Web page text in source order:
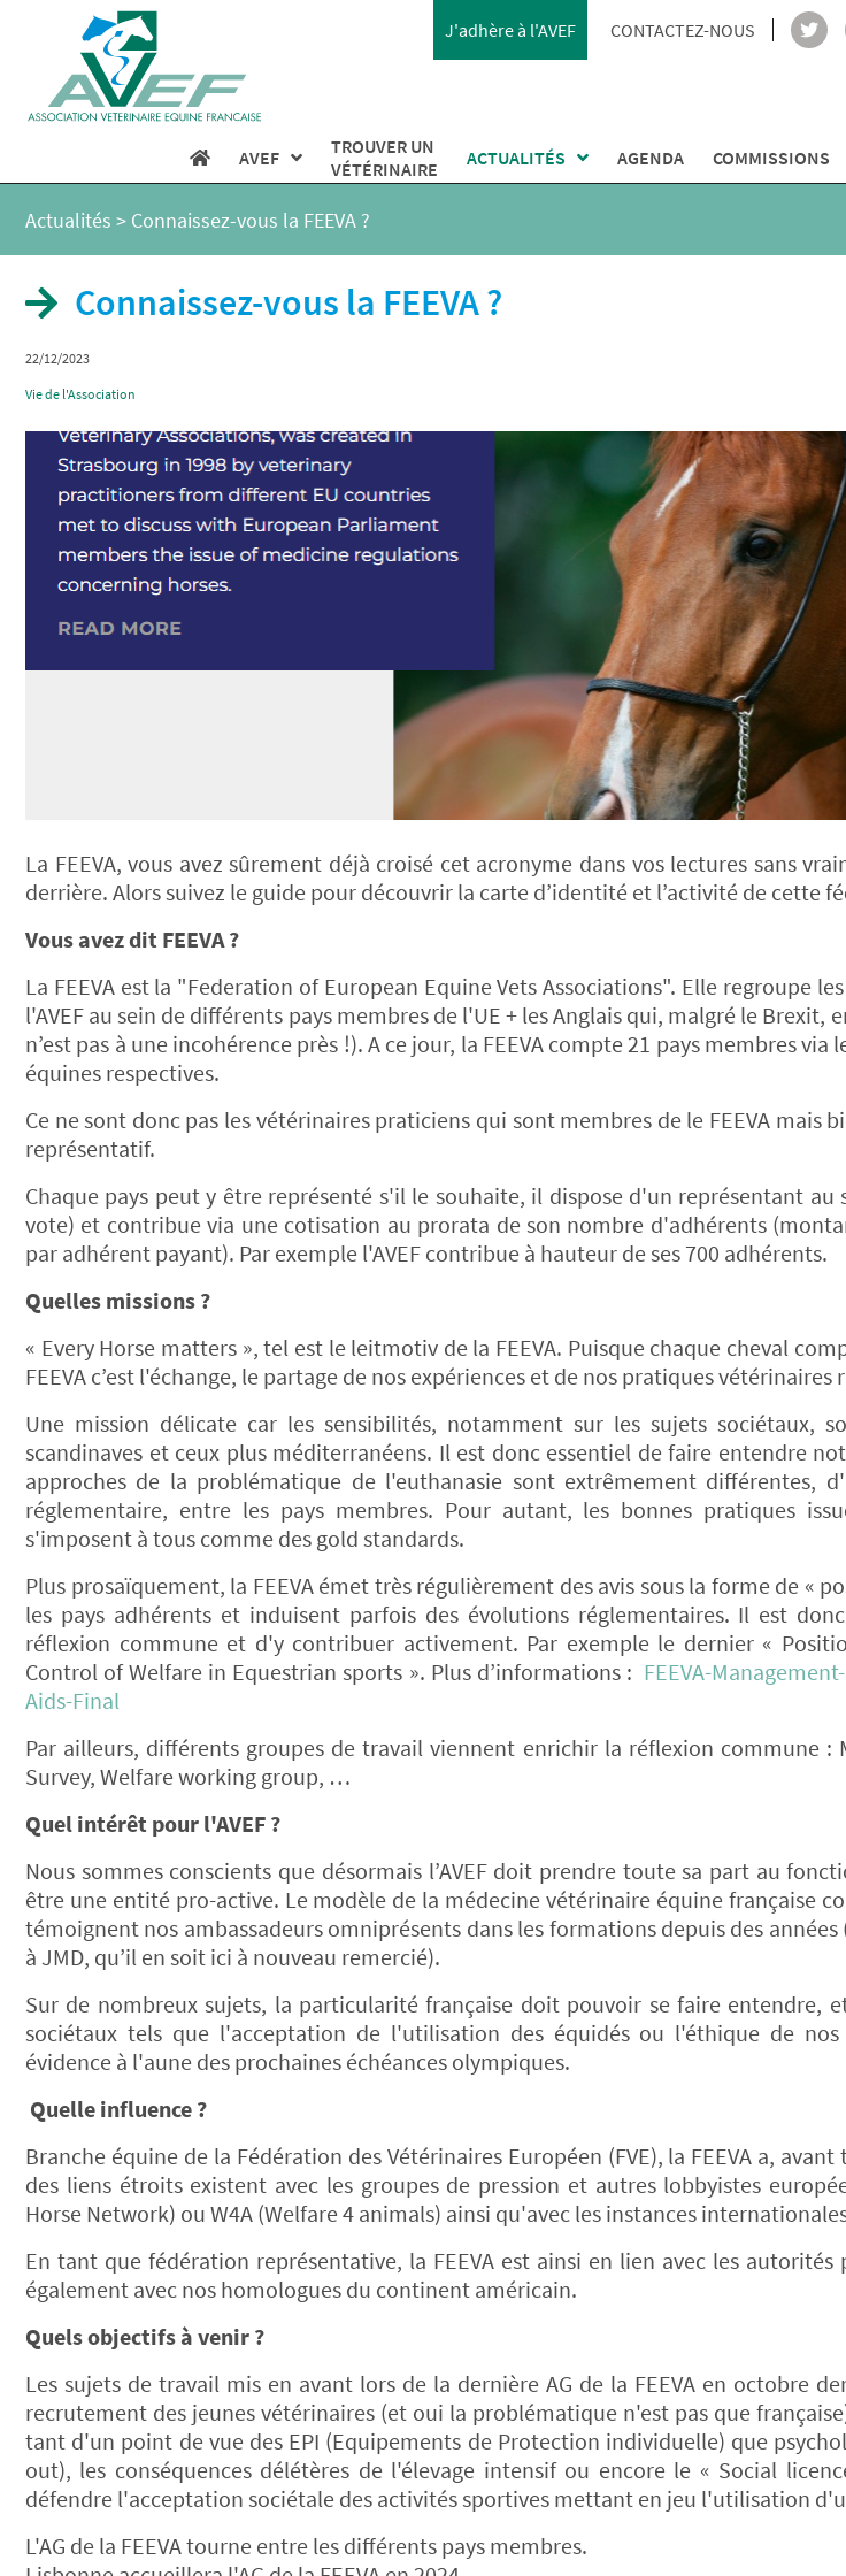
J'adhère à l'AVEF CONTACTEZ-NOUS
AVEF
TROUVER UN
VÉTÉRINAIRE
ACTUALITÉS AGENDA COMMISSIONS
Actualités > Connaissez-vous la FEEVA ?
Connaissez-vous la FEEVA ?
22/12/2023
Vie de l'Association
La FEEVA, vous avez sûrement déjà croisé cet acronyme dans vos lectures sans
derrière. Alors suivez le guide pour découvrir la carte d’identité et l’activité de cette
Vous avez dit FEEVA ?
La FEEVA est la "Federation of European Equine Vets Associations". Elle regroupe
l'AVEF au sein de différents pays membres de l'UE + les Anglais qui, malgré le Brexit,
n’est pas à une incohérence près !). A ce jour, la FEEVA compte 21 pays membres
équines respectives.
Ce ne sont donc pas les vétérinaires praticiens qui sont membres de le FEEVA mais
représentatif.
Chaque pays peut y être représenté s'il le souhaite, il dispose d'un représentant au
vote) et contribue via une cotisation au prorata de son nombre d'adhérents
par adhérent payant). Par exemple l'AVEF contribue à hauteur de ses 700 adhérents.
Quelles missions ?
« Every Horse matters », tel est le leitmotiv de la FEEVA. Puisque chaque cheval
FEEVA c’est l'échange, le partage de nos expériences et de nos pratiques vétérinaires
Une mission délicate car les sensibilités, notamment sur les sujets sociétaux,
scandinaves et ceux plus méditerranéens. Il est donc essentiel de faire entendre
approches de la problématique de l'euthanasie sont extrêmement différentes,
réglementaire, entre les pays membres. Pour autant, les bonnes pratiques
s'imposent à tous comme des gold standards.
Plus prosaïquement, la FEEVA émet très régulièrement des avis sous la forme de «
les pays adhérents et induisent parfois des évolutions réglementaires. Il est
réflexion commune et d'y contribuer activement. Par exemple le dernier «
Control of Welfare in Equestrian sports ». Plus d’informations : FEEVA-
Aids-Final
Par ailleurs, différents groupes de travail viennent enrichir la réflexion commune :
Survey, Welfare working group, …
Quel intérêt pour l'AVEF ?
Nous sommes conscients que désormais l’AVEF doit prendre toute sa part au
être une entité pro-active. Le modèle de la médecine vétérinaire équine française
témoignent nos ambassadeurs omniprésents dans les formations depuis des
à JMD, qu’il en soit ici à nouveau remercié).
Sur de nombreux sujets, la particularité française doit pouvoir se faire entendre,
sociétaux tels que l'acceptation de l'utilisation des équidés ou l'éthique de nos
évidence à l'aune des prochaines échéances olympiques.
Quelle influence ?
Branche équine de la Fédération des Vétérinaires Européen (FVE), la FEEVA a,
des liens étroits existent avec les groupes de pression et autres lobbyistes
Horse Network) ou W4A (Welfare 4 animals) ainsi qu'avec les instances internationales
En tant que fédération représentative, la FEEVA est ainsi en lien avec les
également avec nos homologues du continent américain.
Quels objectifs à venir ?
Les sujets de travail mis en avant lors de la dernière AG de la FEEVA en octobre
recrutement des jeunes vétérinaires (et oui la problématique n'est pas que
tant d'un point de vue des EPI (Equipements de Protection individuelle) que
out), les conséquences délétères de l'élevage intensif ou encore le « Social
défendre l'acceptation sociétale des activités sportives mettant en jeu l'utilisation
L'AG de la FEEVA tourne entre les différents pays membres.